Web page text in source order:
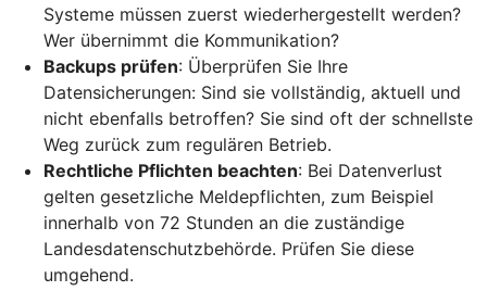
Systeme müssen zuerst wiederhergestellt werden?
Wer übernimmt die Kommunikation?
Backups prüfen: Überprüfen Sie Ihre
Datensicherungen: Sind sie vollständig, aktuell und
nicht ebenfalls betroffen? Sie sind oft der schnellste
Weg zurück zum regulären Betrieb.
Rechtliche Pflichten beachten: Bei Datenverlust
gelten gesetzliche Meldepflichten, zum Beispiel
innerhalb von 72 Stunden an die zuständige
Landesdatenschutzbehörde. Prüfen Sie diese
umgehend.